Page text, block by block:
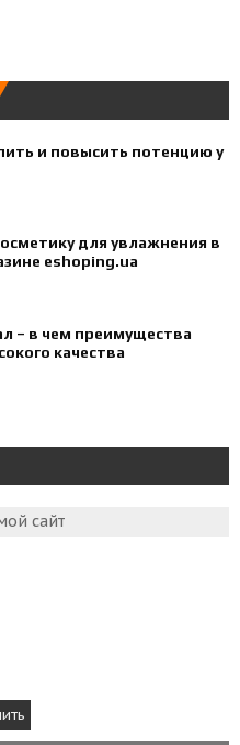
и повысить потенцию у
для увлажнения в
eshoping.ua
– в чем преимущества
качества
сайт